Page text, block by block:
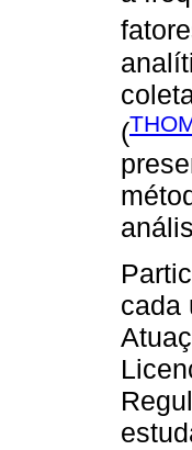
(
cada